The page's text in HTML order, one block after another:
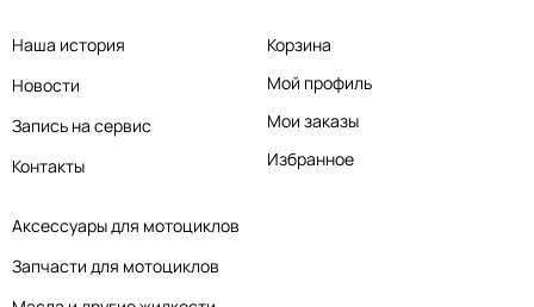
Аксессуары для мотоциклов
Запчасти для мотоциклов
Наша история
Новости
Запись на сервис
Контакты
Корзина
Мой профиль
Мои заказы
Избранное